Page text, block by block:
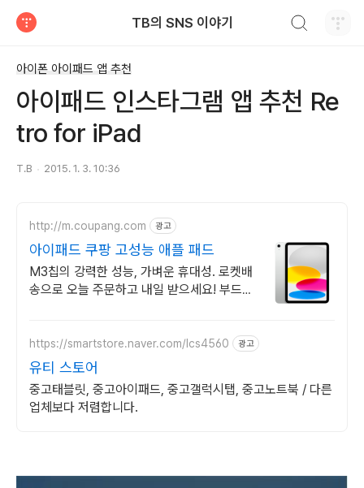
TB의 SNS 이야기
아이폰 아이패드 앱 추천
아이패드 인스타그램 앱 추천 Re
tro for iPad
T.B 2015. 1. 3. 10:36
http://m.coupang.com 광고
아이패드 쿠팡 고성능 애플 패드
M3칩의 강력한 성능, 가벼운 휴대성. 로켓배
송으로 오늘 주문하고 내일 받으세요! 부드러
https://smartstore.naver.com/lcs4560 광고
유티 스토어
중고태블릿, 중고아이패드, 중고갤럭시탭, 중고노트북 / 다른
업체보다 저렴합니다.